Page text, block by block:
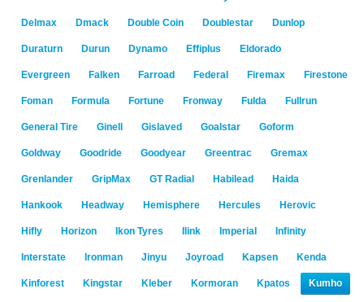
Delmax Dmack Double Coin Doublestar Dunlop
Duraturn Durun Dynamo Effiplus Eldorado
Evergreen Falken Farroad Federal Firemax Firestone
Foman Formula Fortune Fronway Fulda Fullrun
General Tire Ginell Gislaved Goalstar Goform
Goldway Goodride Goodyear Greentrac Gremax
Grenlander GripMax GT Radial Habilead Haida
Hankook Headway Hemisphere Hercules Herovic
Hifly Horizon Ikon Tyres Ilink Imperial Infinity
Interstate Ironman Jinyu Joyroad Kapsen Kenda
Kinforest Kingstar Kleber Kormoran Kpatos Kumho